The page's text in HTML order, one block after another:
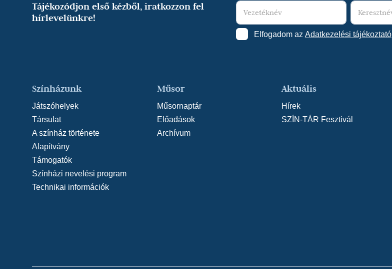
Tájékozódjon első kézből, iratkozzon fel
hírlevelünkre!
Elfogadom az Adatkezelési tájékoztató
Színházunk
Játszóhelyek
Társulat
A színház története
Alapítvány
Támogatók
Színházi nevelési program
Technikai információk
Műsor
Műsornaptár
Előadások
Archívum
Aktuális
Hírek
SZÍN-TÁR Fesztivál